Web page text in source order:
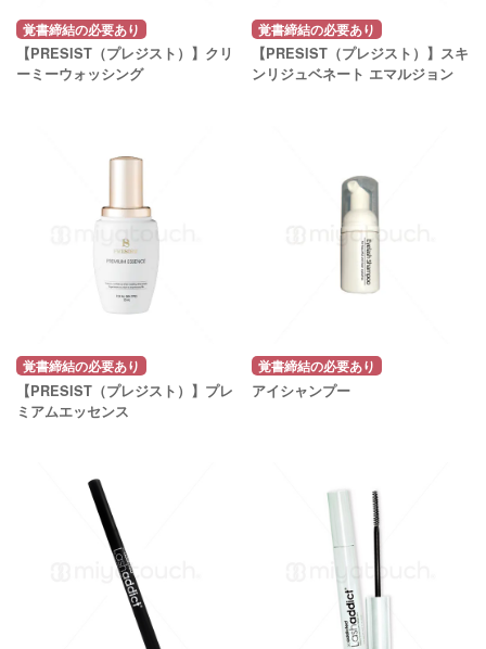
覚書締結の必要あり
【PRESIST（プレジスト）】クリ
ーミーウォッシング
覚書締結の必要あり
【PRESIST（プレジスト）】スキ
ンリジュベネート エマルジョン
覚書締結の必要あり
【PRESIST（プレジスト）】プレ
ミアムエッセンス
覚書締結の必要あり
アイシャンプー